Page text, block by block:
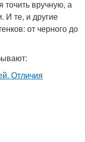
точить вручную, а
И те, и другие
от черного до